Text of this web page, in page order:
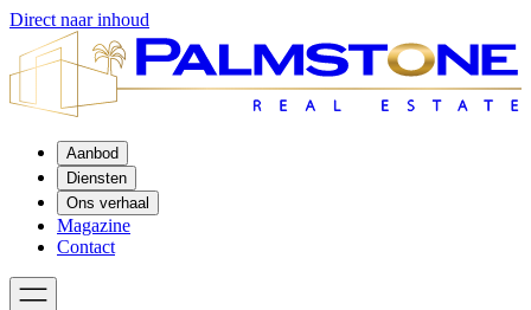
Direct naar inhoud
Aanbod
Diensten
Ons verhaal
Magazine
Contact